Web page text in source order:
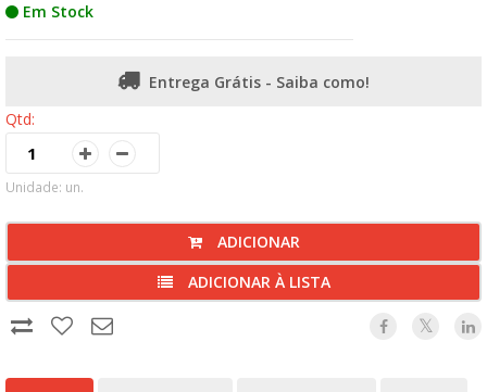
Em Stock
Entrega Grátis - Saiba como!
Qtd:
Unidade: un.
ADICIONAR
ADICIONAR À LISTA